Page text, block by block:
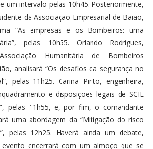
um intervalo pelas 10h45. Posteriormente,
da Associação Empresarial de Baião,
“As empresas e os Bombeiros: uma
pelas 10h55. Orlando Rodrigues,
Humanitária de Bombeiros
analisará “Os desafios da segurança no
pelas 11h25. Carina Pinto, engenheira,
e disposições legais de SCIE
pelas 11h55, e, por fim, o comandante
uma abordagem da “Mitigação do risco
pelas 12h25. Haverá ainda um debate,
encerrará com um almoço que se